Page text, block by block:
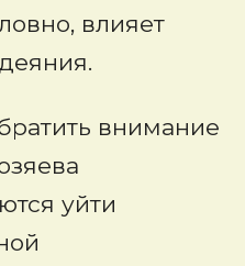
влияет
внимание
уйти